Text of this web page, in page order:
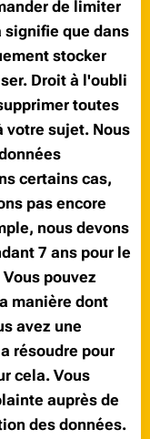
de limiter
que dans
stocker
Droit à l'oubli
toutes
votre sujet. Nous
certains cas,
pas encore
nous devons
7 ans pour le
pouvez
manière dont
avez une
résoudre pour
cela. Vous
auprès de
des données.